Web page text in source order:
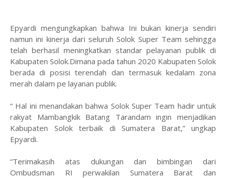
Epyardi mengungkapkan bahwa Ini bukan kinerja sendiri
namun ini kinerja dari seluruh Solok Super Team sehingga
telah berhasil meningkatkan standar pelayanan publik di
Kabupaten Solok.Dimana pada tahun 2020 Kabupaten Solok
berada di posisi terendah dan termasuk kedalam zona
merah dalam pe layanan publik.
“ Hal ini menandakan bahwa Solok Super Team hadir untuk
rakyat Mambangkik Batang Tarandam ingin menjadikan
Kabupaten Solok terbaik di Sumatera Barat,” ungkap
Epyardi.
“Terimakasih atas dukungan dan bimbingan dari
Ombudsman RI perwakilan Sumatera Barat dan